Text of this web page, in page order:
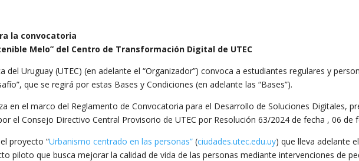
la convocatoria
Melo” del Centro de Transformación Digital de UTEC
del Uruguay (UTEC) (en adelante el “Organizador”) convoca a estudiantes regulares y
que se regirá por estas Bases y Condiciones (en adelante las “Bases”).
en el marco del Reglamento de Convocatoria para el Desarrollo de Soluciones Digitales,
el Consejo Directivo Central Provisorio de UTEC por Resolución 63/2024 de fecha , 06 de
proyecto “Urbanismo centrado en las personas” (ciudades.utec.edu.uy) que lleva adelante
piloto que busca mejorar la calidad de vida de las personas mediante intervenciones de